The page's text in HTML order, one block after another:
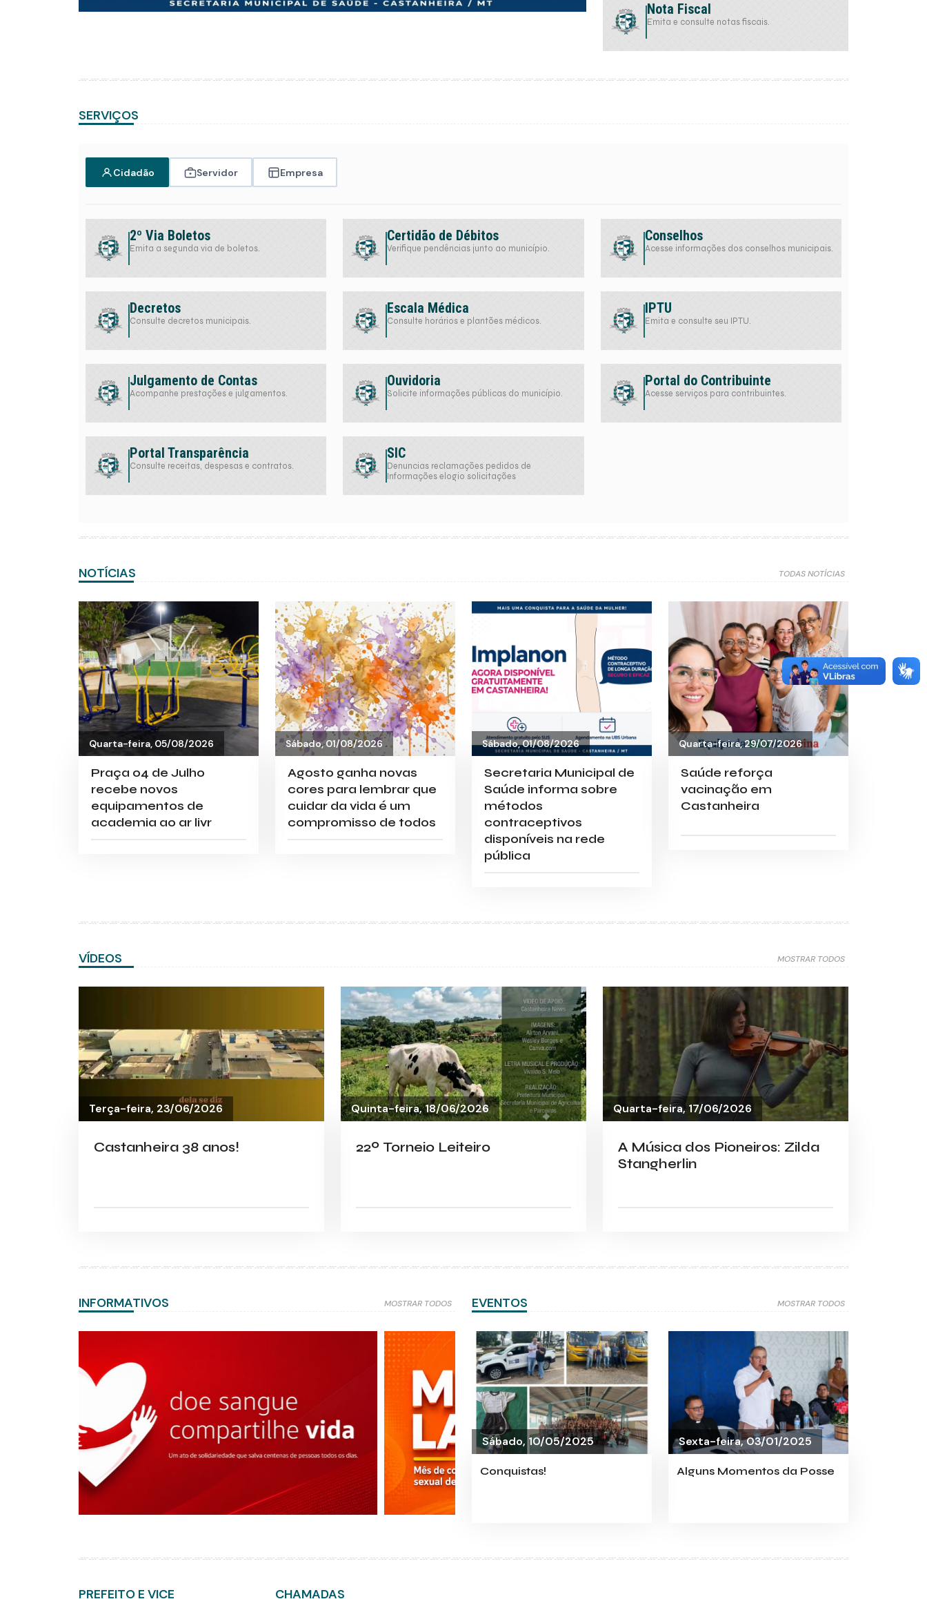
Nota Fiscal
Emita e consulte notas fiscais.
SERVIÇOS
Cidadão Servidor Empresa
2º Via Boletos
Emita a segunda via de boletos.
Certidão de Débitos
Verifique pendências junto ao município.
Conselhos
Acesse informações dos conselhos municipais.
Decretos
Consulte decretos municipais.
Escala Médica
Consulte horários e plantões médicos.
IPTU
Emita e consulte seu IPTU.
Julgamento de Contas
Acompanhe prestações e julgamentos.
Ouvidoria
Solicite informações públicas do município.
Portal do Contribuinte
Acesse serviços para contribuintes.
Portal Transparência
Consulte receitas, despesas e contratos.
SIC
Denuncias reclamações pedidos de
Informações elogio solicitações
NOTÍCIAS TODAS NOTÍCIAS
Quarta-feira, 05/08/2026
Praça 04 de Julho
recebe novos
equipamentos de
academia ao ar livr
Sábado, 01/08/2026
Agosto ganha novas
cores para lembrar que
cuidar da vida é um
compromisso de todos
Sábado, 01/08/2026
Secretaria Municipal de
Saúde informa sobre
métodos
contraceptivos
disponíveis na rede
pública
Quarta-feira, 29/07/2026
Saúde reforça
vacinação em
Castanheira
VÍDEOS MOSTRAR TODOS
Terça-feira, 23/06/2026
Castanheira 38 anos!
Quinta-feira, 18/06/2026
22º Torneio Leiteiro
Quarta-feira, 17/06/2026
A Música dos Pioneiros: Zilda
Stangherlin
INFORMATIVOS MOSTRAR TODOS EVENTOS MOSTRAR TODOS
Sábado, 10/05/2025
Conquistas!
Sexta-feira, 03/01/2025
Alguns Momentos da Posse
PREFEITO E VICE CHAMADAS